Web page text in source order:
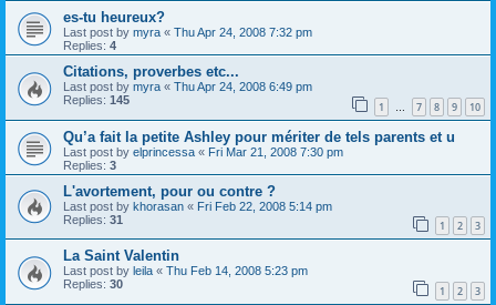
es-tu heureux?
Last post by myra « Thu Apr 24, 2008 7:32 pm
Replies: 4
Citations, proverbes etc...
Last post by myra « Thu Apr 24, 2008 6:49 pm
Replies: 145 1 … 7 8 9 10
Qu’a fait la petite Ashley pour mériter de tels parents et u
Last post by elprincessa « Fri Mar 21, 2008 7:30 pm
Replies: 3
L'avortement, pour ou contre ?
Last post by khorasan « Fri Feb 22, 2008 5:14 pm
Replies: 31 1 2 3
La Saint Valentin
Last post by leila « Thu Feb 14, 2008 5:23 pm
Replies: 30 1 2 3